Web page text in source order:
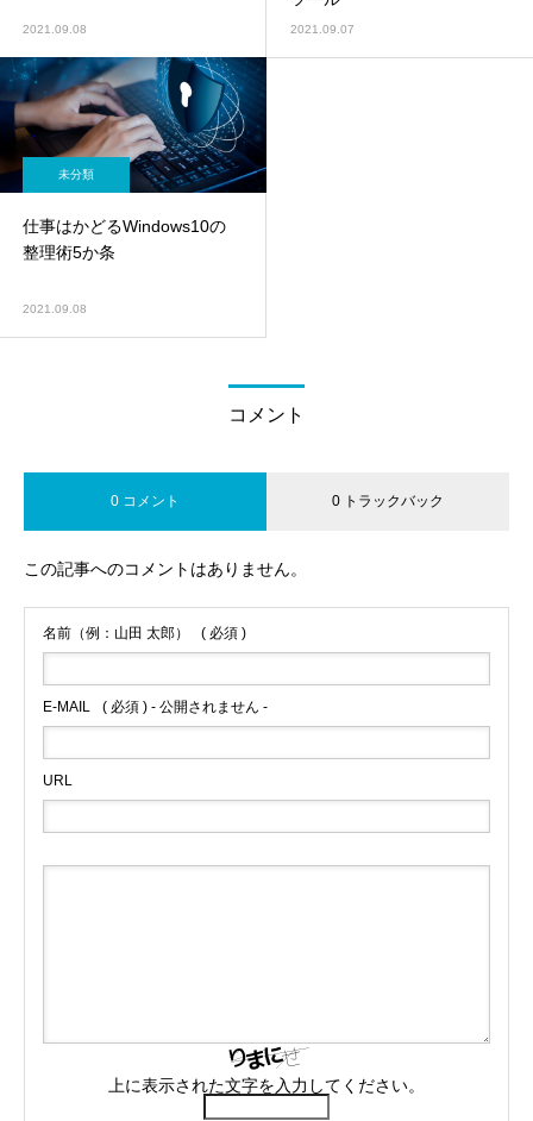
2021.09.08 2021.09.07
未分類
仕事はかどるWindows10の
整理術5か条
2021.09.08
コメント
0 コメント 0 トラックバック
この記事へのコメントはありません。
名前（例：山田 太郎） ( 必須 )
E-MAIL ( 必須 ) - 公開されません -
URL
上に表示された文字を入力してください。